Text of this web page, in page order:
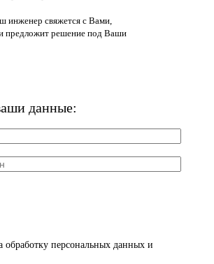
инженер свяжется с Вами,
предложит решение под Ваши
данные:
обработку персональных данных и